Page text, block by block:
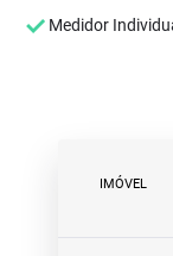
Medidor
IMÓVEL